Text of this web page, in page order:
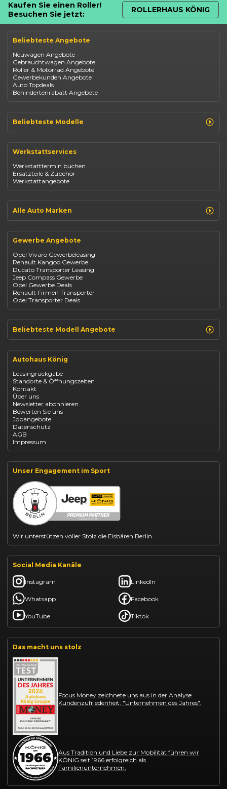
Kaufen Sie einen Roller!
Besuchen Sie jetzt:
ROLLERHAUS KÖNIG
Beliebteste Angebote
Neuwagen Angebote
Gebrauchtwagen Angebote
Roller & Motorrad Angebote
Gewerbekunden Angebote
Auto Topdeals
Behindertenrabatt Angebote
Beliebteste Modelle
Opel Corsa
Fiat 500
Dacia Duster
Dacia Sandero
Jeep Compass
Suzuki Vitara
Suzuki Swift
Mazda CX-30
Werkstattservices
Werkstatttermin buchen
Ersatzteile & Zubehör
Werkstattangebote
Alle Auto Marken
Opel
Fiat
Jeep
Suzuki
BYD
Kia
Mazda
Citroën
Abarth
Fiat Professional
Gewerbe Angebote
Opel Vivaro Gewerbeleasing
Renault Kangoo Gewerbe
Ducato Transporter Leasing
Jeep Compass Gewerbe
Opel Gewerbe Deals
Renault Firmen Transporter
Opel Transporter Deals
Beliebteste Modell Angebote
Renault Arkana Leasing
Renault Captur Leasing
Opel Astra leasen
Opel Mokka kaufen
Opel Grandland finanzieren
Opel Vivaro Gewerbeleasing
Fiat 500 finanzieren
Fiat Panda leasen
Dacia Duster finanzieren
Dacia Sandero kaufen
Dacia Jogger leasen
Jeep Compass leasen
Jeep Renegade finanzieren
Suzuki Swift finanzieren
BYD Dolphin finanzieren
Kia Ceed finanzieren
Kia Sportage leasen
Mazda CX-30 finanzieren
Citroën C3 leasen
Autohaus König
Leasingrückgabe
Standorte & Öffnungszeiten
Kontakt
Über uns
Newsletter abonnieren
Bewerten Sie uns
Jobangebote
Datenschutz
AGB
Impressum
Unser Engagement im Sport
Wir unterstützen voller Stolz die Eisbären Berlin.
Social Media Kanäle
Instagram LinkedIn
Whatsapp Facebook
YouTube Tiktok
Das macht uns stolz
Focus Money zeichnete uns aus in der Analyse
Kundenzufriedenheit: "Unternehmen des Jahres".
Aus Tradition und Liebe zur Mobilität führen wir
KÖNIG seit 1966 erfolgreich als
Familienunternehmen.